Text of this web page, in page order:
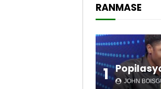
RANMASE
1 JOHN